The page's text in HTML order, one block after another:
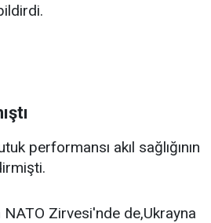
performansı akıl sağlığının
NATO Zirvesi'nde de,Ukrayna